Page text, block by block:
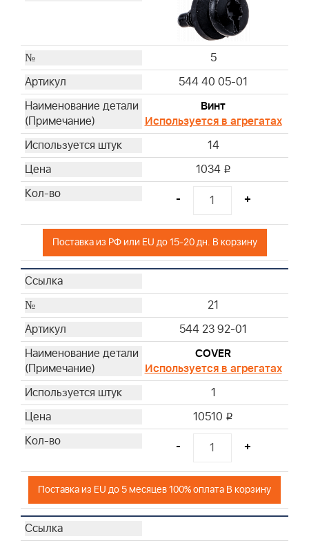
5
544 40 05-01
Винт
Используется в агрегатах
14
1034 i
- +
Поставка из РФ или EU до 15-20 дн. В корзину
21
544 23 92-01
COVER
Используется в агрегатах
1
10510 i
- +
Поставка из EU до 5 месяцев 100% оплата В корзину